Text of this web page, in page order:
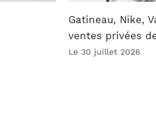
Gatineau, Nike,
ventes privées
Le 30 juillet 2026